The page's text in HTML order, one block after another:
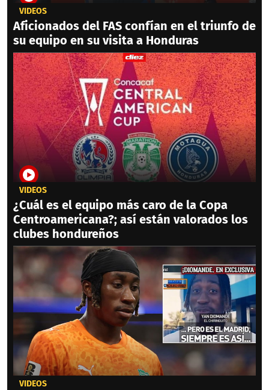
VIDEOS
Aficionados del FAS confían en el triunfo de
su equipo en su visita a Honduras
VIDEOS
¿Cuál es el equipo más caro de la Copa
Centroamericana?; así están valorados los
clubes hondureños
VIDEOS